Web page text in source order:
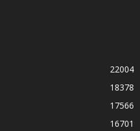
22004
18378
17566
16701